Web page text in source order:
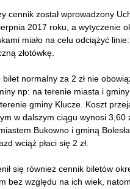
cennik został wprowadzony
2017 roku, a wytyczenie
miało na celu odciążyć
złotówkę.
bilet normalny za 2 zł nie
np: na terenie miasta i
gminy Klucze. Koszt
w dalszym ciągu wynosi 3,60
Bukowno i gminą
wciąż płaci się 2 zł.
się również cennik biletów
bez względu na ich wiek,